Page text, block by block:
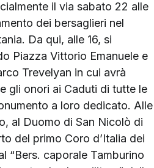
il via sabato 22 alle
dei bersaglieri nel
Da qui, alle 16, si
Piazza Vittorio Emanuele e
Trevelyan in cui avrà
gli onori ai Caduti di tutte le
a loro dedicato. Alle
al Duomo di San Nicolò di
del primo Coro d’Italia dei
“Bers. caporale Tamburino